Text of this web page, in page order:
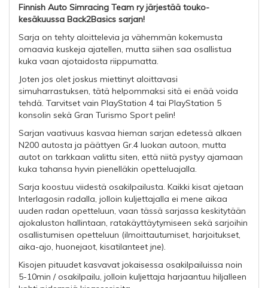
Finnish Auto Simracing Team ry järjestää touko-
kesäkuussa Back2Basics sarjan!
Sarja on tehty aloittelevia ja vähemmän kokemusta
omaavia kuskeja ajatellen, mutta siihen saa osallistua
kuka vaan ajotaidosta riippumatta.
Joten jos olet joskus miettinyt aloittavasi
simuharrastuksen, tätä helpommaksi sitä ei enää voida
tehdä. Tarvitset vain PlayStation 4 tai PlayStation 5
konsolin sekä Gran Turismo Sport pelin!
Sarjan vaativuus kasvaa hieman sarjan edetessä alkaen
N200 autosta ja päättyen Gr.4 luokan autoon, mutta
autot on tarkkaan valittu siten, että niitä pystyy ajamaan
kuka tahansa hyvin pienelläkin opetteluajalla.
Sarja koostuu viidestä osakilpailusta. Kaikki kisat ajetaan
Interlagosin radalla, jolloin kuljettajalla ei mene aikaa
uuden radan opetteluun, vaan tässä sarjassa keskitytään
ajokaluston hallintaan, ratakäyttäytymiseen sekä sarjoihin
osallistumisen opetteluun (ilmoittautumiset, harjoitukset,
aika-ajo, huonejaot, kisatilanteet jne).
Kisojen pituudet kasvavat jokaisessa osakilpailuissa noin
5-10min / osakilpailu, jolloin kuljettaja harjaantuu hiljalleen